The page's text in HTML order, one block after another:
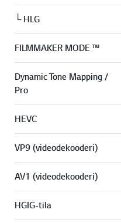
└ HLG
FILMMAKER MODE ™
Dynamic Tone Mapping /
Pro
HEVC
VP9 (videodekooderi)
AV1 (videodekooderi)
HGIG-tila